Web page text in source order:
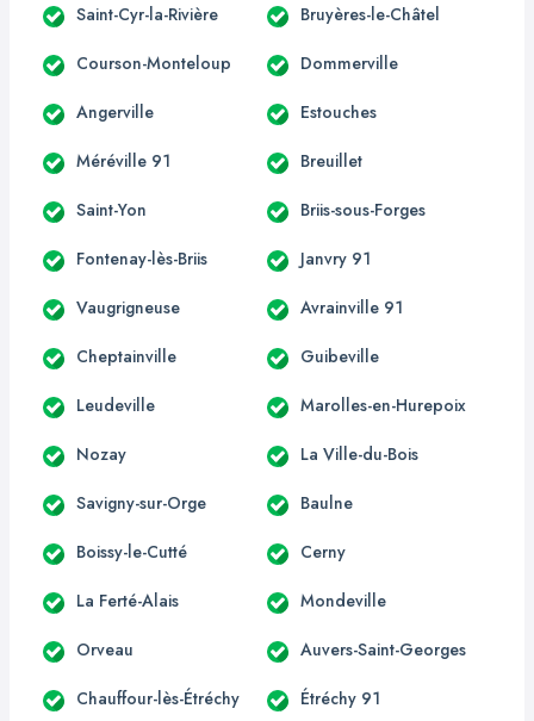
Saint-Cyr-la-Rivière Bruyères-le-Châtel
Courson-Monteloup Dommerville
Angerville Estouches
Méréville 91 Breuillet
Saint-Yon Briis-sous-Forges
Fontenay-lès-Briis Janvry 91
Vaugrigneuse Avrainville 91
Cheptainville Guibeville
Leudeville Marolles-en-Hurepoix
Nozay La Ville-du-Bois
Savigny-sur-Orge Baulne
Boissy-le-Cutté Cerny
La Ferté-Alais Mondeville
Orveau Auvers-Saint-Georges
Chauffour-lès-Étréchy Étréchy 91